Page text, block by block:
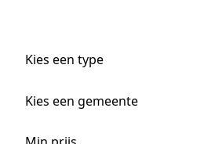
Kies een type
Kies een gemeente